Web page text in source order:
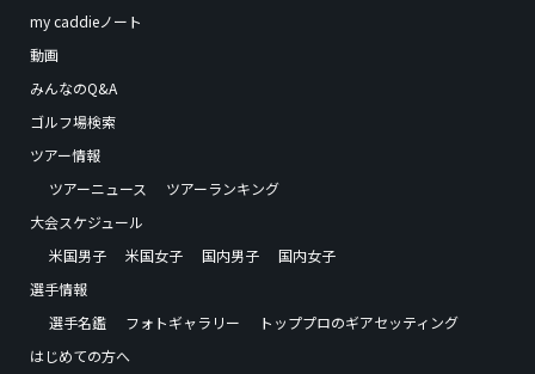
my caddieノート
動画
みんなのQ&A
ゴルフ場検索
ツアー情報
ツアーニュース
ツアーランキング
大会スケジュール
米国男子
米国女子 国内男子
国内女子
選手情報
選手名鑑
フォトギャラリー
トッププロのギアセッティング
はじめての方へ